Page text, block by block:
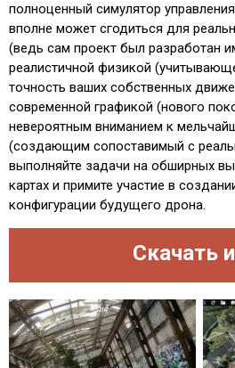
полноценный симулятор
вполне может сгодиться для
(ведь сам проект был разработан
реалистичной физикой
точность ваших собственных
современной графикой (нового
невероятным вниманием к
(создающим сопоставимый с
выполняйте задачи на обширных
картах и примите участие в
конфигурации будущего дрона.
Скачать